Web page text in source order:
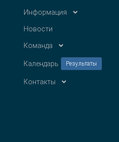
Информация
Новости
Команда
Календарь Результаты
Контакты